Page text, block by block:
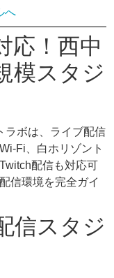
へ
応！西中
模スタジ
ラボは、ライブ配信
Fi、白ホリゾント
配信も対応可
信環境を完全ガイ
信スタジ